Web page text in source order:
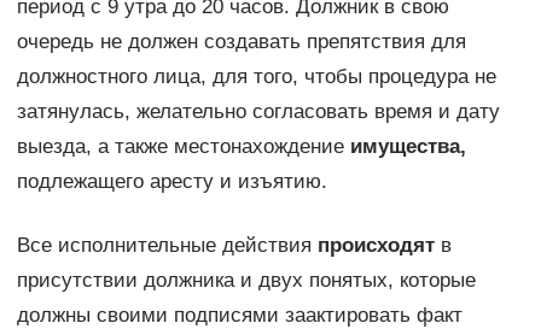
период с 9 утра до 20 часов. Должник в свою
очередь не должен создавать препятствия для
должностного лица, для того, чтобы процедура не
затянулась, желательно согласовать время и дату
выезда, а также местонахождение имущества,
подлежащего аресту и изъятию.
Все исполнительные действия происходятв
присутствии должника и двух понятых, которые
должны своими подписями заактировать факт